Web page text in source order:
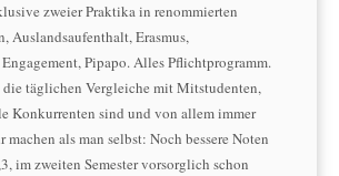
zweier Praktika in renommierten
Auslandsaufenthalt, Erasmus,
Pipapo. Alles Pflichtprogramm.
täglichen Vergleiche mit Mitstudenten,
Konkurrenten sind und von allem immer
machen als man selbst: Noch bessere Noten
im zweiten Semester vorsorglich schon